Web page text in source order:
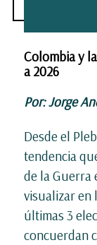
Colombia y
a 2026
Por: Jorge
Desde el
tendencia
de la Guerra
visualizar en
últimas 3
concuerdan